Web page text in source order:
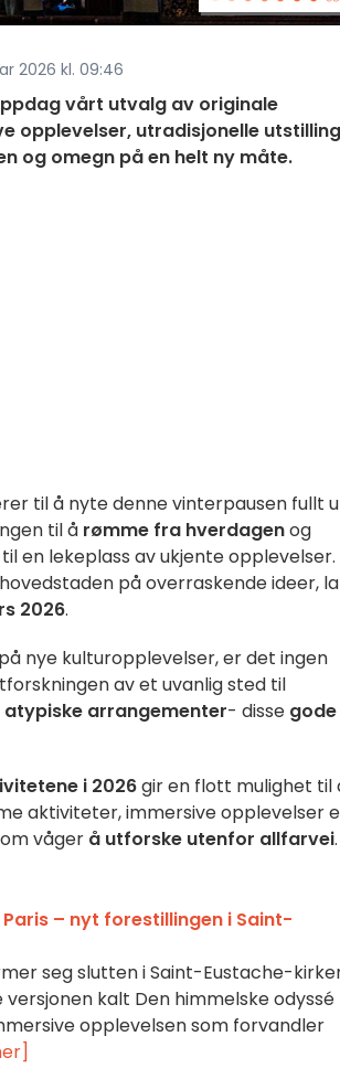
2026 kl. 09:46
vårt utvalg av originale
opplevelser, utradisjonelle
og omegn på en helt ny måte.
til å nyte denne vinterpausen fullt
til å rømme fra hverdagenog
en lekeplass av ukjente opplevelser.
på overraskende ideer,
2026.
nye kulturopplevelser, er det ingen
av et uvanlig sted til
atypiske arrangementer- disse gode
i 2026gir en flott mulighet til
aktiviteter, immersive opplevelser
våger å utforske utenfor allfarvei.
– nyt forestillingen i Saint-
seg slutten i Saint-Eustache-
kalt Den himmelske
opplevelsen som forvandler